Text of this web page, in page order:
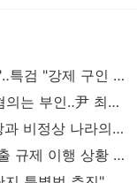
구속되자 "재판 못 나가"‥특검 "강제 구인 검토해달라"
"나 혼자 싸운다" 모든 혐의는 부인‥尹 최후진술 안 통했다
윤석열의 백주대낮‥망상과 비정상 나라의 종말
김민석 총리 "부동산 대출 규제 이행 상황 점검‥생활 물가, 모든 수단 총동원"